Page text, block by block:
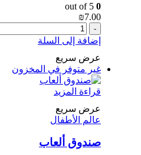
0
₪7.00
-
إضافة إلى السلة
عرض سريع
غير متوفر في المخزون
قراءة المزيد
عرض سريع
عالم الأطفال
صندوق ألعاب